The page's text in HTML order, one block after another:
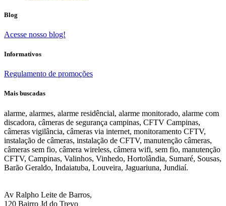
Blog
Acesse nosso blog!
Informativos
Regulamento de promoções
Mais buscadas
alarme, alarmes, alarme residêncial, alarme monitorado, alarme com
discadora, câmeras de segurança campinas, CFTV Campinas,
câmeras vigilância, câmeras via internet, monitoramento CFTV,
instalação de câmeras, instalação de CFTV, manutenção câmeras,
câmeras sem fio, câmera wireless, câmera wifi, sem fio, manutenção
CFTV, Campinas, Valinhos, Vinhedo, Hortolândia, Sumaré, Sousas,
Barão Geraldo, Indaiatuba, Louveira, Jaguariuna, Jundiaí.
Av Ralpho Leite de Barros,
120 Bairro Jd do Trevo